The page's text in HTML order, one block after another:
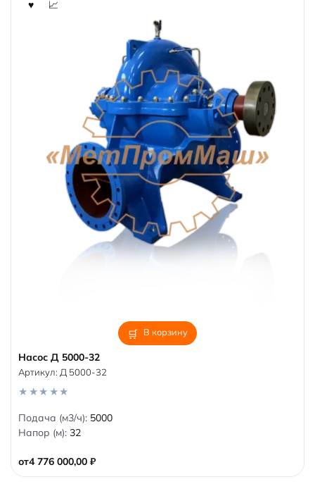
В корзину
Насос Д 5000-32
от4 776 000,00 ₽
Артикул: Д 5000-32
0
o
u
f
5
Подача (м3/ч): 5000
Напор (м): 32